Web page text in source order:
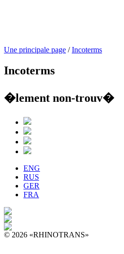
Une principale page /Incoterms
Incoterms
�lement non-trouv�
ENG
RUS
GER
FRA
© 2026 «RHINOTRANS»